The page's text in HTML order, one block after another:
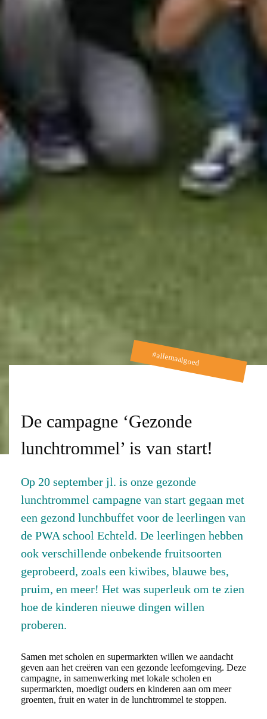
#allemaalgoed
De campagne ‘Gezonde
lunchtrommel’ is van start!
Op 20 september jl. is onze gezonde
lunchtrommel campagne van start gegaan met
een gezond lunchbuffet voor de leerlingen van
de PWA school Echteld. De leerlingen hebben
ook verschillende onbekende fruitsoorten
geprobeerd, zoals een kiwibes, blauwe bes,
pruim, en meer! Het was superleuk om te zien
hoe de kinderen nieuwe dingen willen
proberen.
Samen met scholen en supermarkten willen we aandacht
geven aan het creëren van een gezonde leefomgeving. Deze
campagne, in samenwerking met lokale scholen en
supermarkten, moedigt ouders en kinderen aan om meer
groenten, fruit en water in de lunchtrommel te stoppen.